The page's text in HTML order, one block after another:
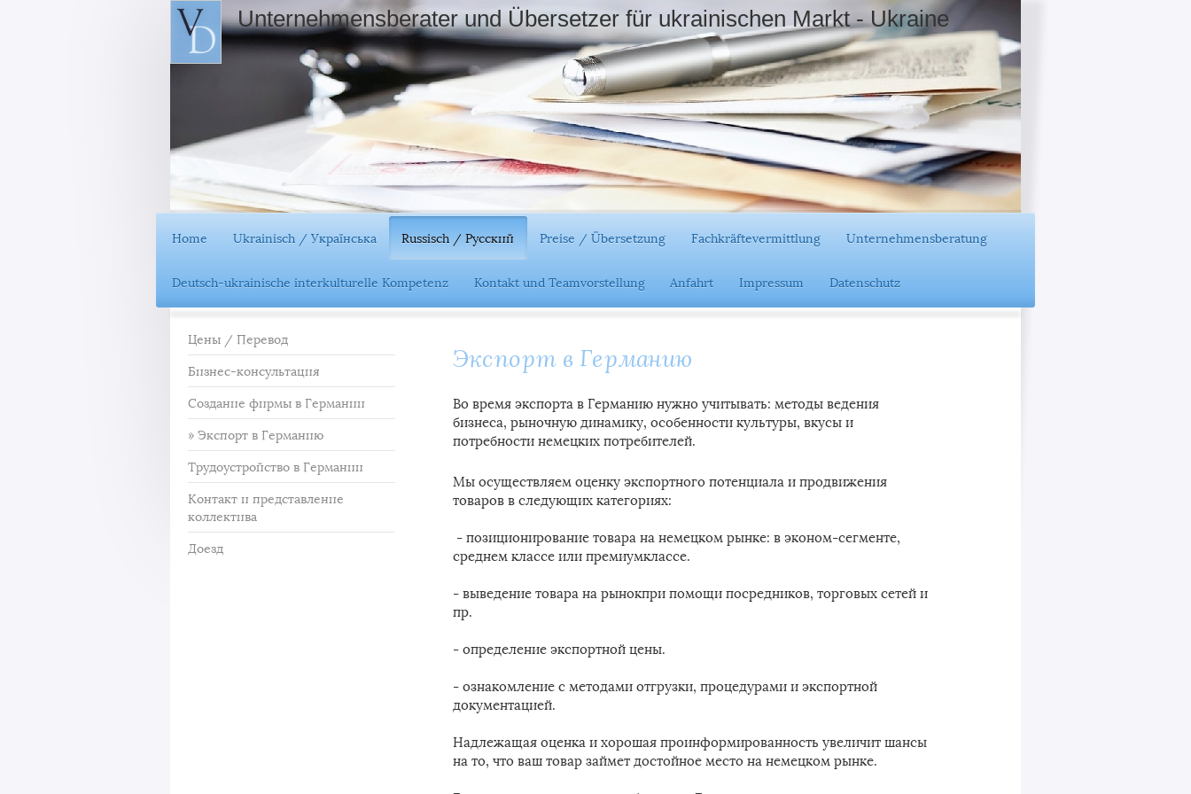
Unternehmensberater und Übersetzer für ukrainischen Markt - Ukraine
Home Ukrainisch / Українська Russisch / Русский Preise / Übersetzung Fachkräftevermittlung Unternehmensberatung
Deutsch-ukrainische interkulturelle Kompetenz Kontakt und Teamvorstellung Anfahrt Impressum Datenschutz
Экспорт в Германию
Во время экспорта в Германию нужно учитывать: методы ведения
бизнеса, рыночную динамику, особенности культуры, вкусы и
потребности немецких потребителей.
Мы осуществляем оценку экспортного потенциала и продвижения
товаров в следующих категориях:
- позиционирование товара на немецком рынке: в эконом-сегменте,
среднем классе или премиумклассе.
- выведение товара на рынокпри помощи посредников, торговых сетей и
пр.
- определение экспортной цены.
- ознакомление с методами отгрузки, процедурами и экспортной
документацией.
Надлежащая оценка и хорошая проинформированность увеличит шансы
на то, что ваш товар займет достойное место на немецком рынке.
Цены / Перевод
Бизнес-консультация
Создание фирмы в Германии
Экспорт в Германию
Трудоустройство в Германии
Контакт и представление
коллектива
Доезд